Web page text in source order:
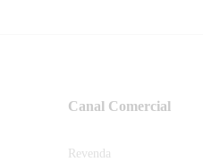
Canal Comercial
Revenda